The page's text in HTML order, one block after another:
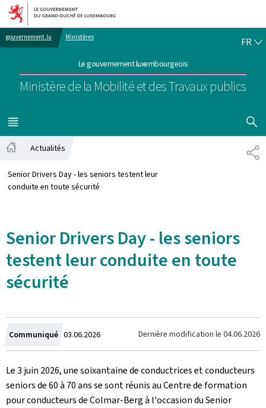
Aller au menu principal
Aller au contenu
gouvernement.lu Ministères
Le gouvernement luxembourgeois
Ministère de la Mobilité et des Travaux publics
FR
MENU
PRINCIPAL
Actualités
Senior Drivers Day - les seniors testent leur
conduite en toute sécurité
Senior Drivers Day - les seniors
testent leur conduite en toute
sécurité
Communiqué Crée
le
03.06.2026 Dernière modification le 04.06.2026
Le 3 juin 2026, une soixantaine de conductrices et conducteurs
seniors de 60 à 70 ans se sont réunis au Centre de formation
pour conducteurs de Colmar-Berg à l'occasion duSenior